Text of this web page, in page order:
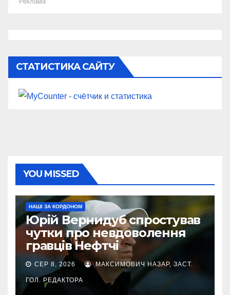
СТАТИСТИКА САЙТУ
YOU MISSED
НАШІ ЗА КОРДОНОМ
Юрій Вернидуб спростував
чутки про невдоволення
гравців Нефтчі
СЕР 8, 2026 МАКСИМОВИЧ НАЗАР, ЗАСТ.
ГОЛ. РЕДАКТОРА